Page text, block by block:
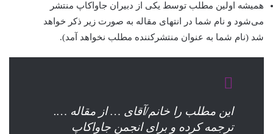
همیشه اولین مطلب توسط یکی از دبیران جاواکاپ منتشر
می‌شود و نام شما در انتهای مقاله به صورت زیر ذکر خواهد
شد (نام شما به عنوان منتشرکننده مطلب نخواهد آمد).
این مطلب را خانم/آقای … از مقاله ….
ترجمه کرده و برای انجمن جاواکاپ